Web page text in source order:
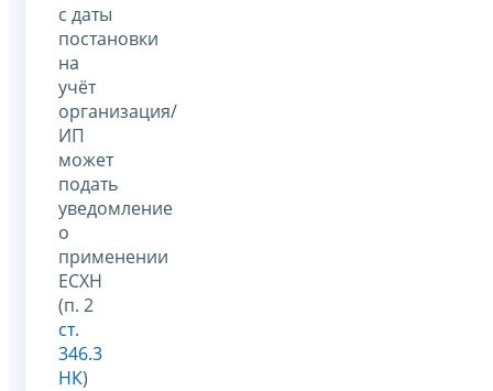
с даты
постановки
на
учёт
организация/
ИП
может
подать
уведомление
о
применении
ЕСХН
(п. 2
ст.
346.3
НК)